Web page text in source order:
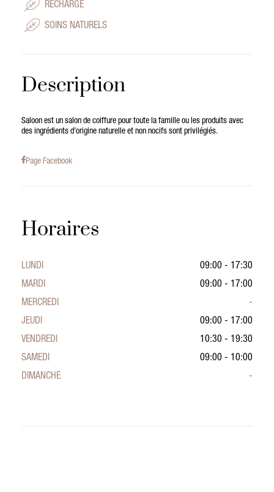
RECHARGE
SOINS NATURELS
Description
Saloon est un salon de coiffure pour toute la famille ou les produits avec
des ingrédients d’origine naturelle et non nocifs sont privilégiés.
Page Facebook
Horaires
LUNDI
09:00 - 17:30
MARDI
09:00 - 17:00
MERCREDI
-
JEUDI
09:00 - 17:00
VENDREDI
10:30 - 19:30
SAMEDI
09:00 - 10:00
DIMANCHE
-